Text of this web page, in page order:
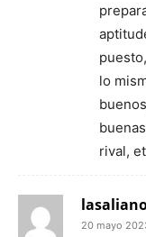
lo
rival,
20 mayo